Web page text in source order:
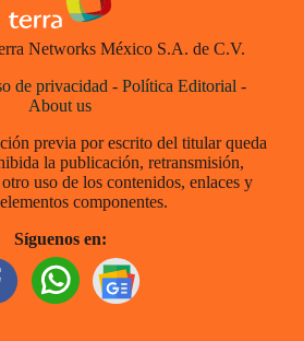
Networks México S.A. de C.V.
de privacidad - Política Editorial -
About us
previa por escrito del titular queda
la publicación, retransmisión,
uso de los contenidos, enlaces y
componentes.
Síguenos en: